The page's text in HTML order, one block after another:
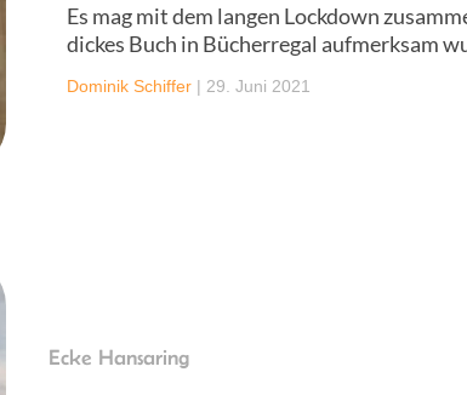
Es mag mit dem langen Lockdown
dickes Buch in Bücherregal aufmerksam
Dominik Schiffer | 29. Juni 2021
Ecke Hansaring